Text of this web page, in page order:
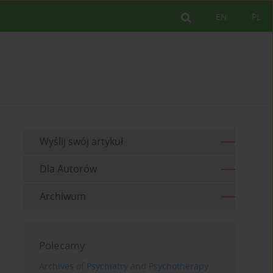
PL
EN
Wyślij swój artykuł
Dla Autorów
Archiwum
Polecamy
Archives of Psychiatry and Psychotherapy